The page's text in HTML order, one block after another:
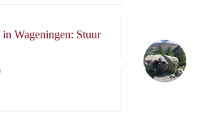
in Wageningen: Stuur